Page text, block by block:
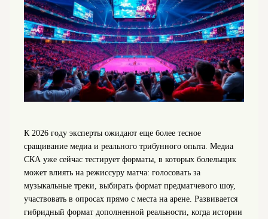
К 2026 году эксперты ожидают еще более тесное
сращивание медиа и реального трибунного опыта. Медиа
СКА уже сейчас тестирует форматы, в которых болельщик
может влиять на режиссуру матча: голосовать за
музыкальные треки, выбирать формат предматчевого шоу,
участвовать в опросах прямо с места на арене. Развивается
гибридный формат дополненной реальности, когда истории